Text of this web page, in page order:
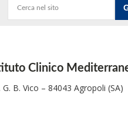
Clinico
G. B. Vico – 84043 Agropoli (SA)